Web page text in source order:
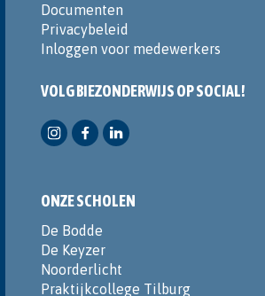
Documenten
Privacybeleid
Inloggen voor medewerkers
VOLG BIEZONDERWIJS OP SOCIAL!
ONZE SCHOLEN
De Bodde
De Keyzer
Noorderlicht
Praktijkcollege Tilburg